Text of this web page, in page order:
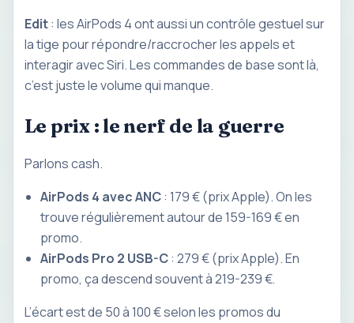
Edit: les AirPods 4 ont aussi un contrôle gestuel sur
la tige pour répondre/raccrocher les appels et
interagir avec Siri. Les commandes de base sont là,
c’est juste le volume qui manque.
Le prix : le nerf de la guerre
Parlons cash.
AirPods 4 avec ANC: 179 € (prix Apple). On les
trouve régulièrement autour de 159-169 € en
promo.
AirPods Pro 2 USB-C: 279 € (prix Apple). En
promo, ça descend souvent à 219-239 €.
L’écart est de 50 à 100 € selon les promos du